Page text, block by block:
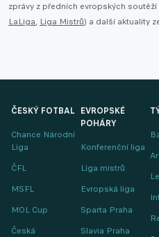
zprávy z předních evropských soutěží
LaLiga, Liga Mistrů) a další aktuality
ČESKÝ FOTBAL
Chance Národní
Liga
ČFL
MSFL
MOL Cup
Česká
EVROPSKÉ
POHÁRY
Konferenční liga
Liga mistrů
Evropská liga
Sparta Praha
Slavia Praha